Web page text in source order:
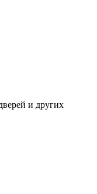
и других